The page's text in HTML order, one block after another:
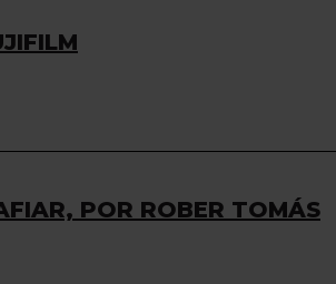
POR ROBER TOMÁS